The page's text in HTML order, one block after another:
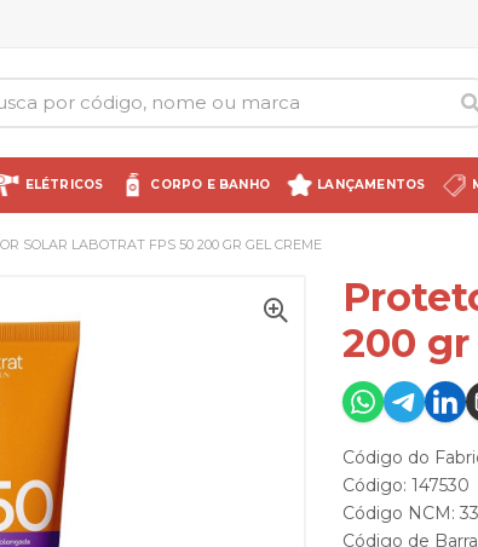
ELÉTRICOS CORPO E BANHO LANÇAMENTOS
SOLAR LABOTRAT FPS 50 200 GR GEL CREME
200 gr
Código do
Código: 147530
Código NCM:
Código de